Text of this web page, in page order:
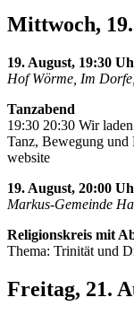
Mittwoch,
19. August, 19:30
Hof Wörme, Im
Tanzabend
19:30 20:30 Wir
Tanz, Bewegung und
website
19. August, 20:00
Markus-Gemeinde
Religionskreis mit
Thema: Trinität und
Freitag, 21.